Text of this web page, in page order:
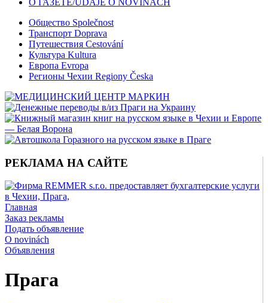
О ГАЗЕТЕ/ÚDAJE O NOVINÁCH
Общество Společnost
Транспорт Doprava
Путешествия Cestování
Культура Kultura
Европа Evropa
Регионы Чехии Regiony Česka
РЕКЛАМА НА САЙТЕ
Главная
Заказ рекламы
Подать объявление
O novinách
Объявления
Прага